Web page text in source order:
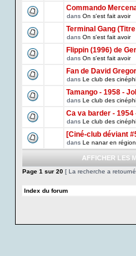
Commando
dans On s'est fait avoir
Terminal Gang
dans On s'est fait avoir
Flippin (1996) de
dans On s'est fait avoir
Fan de David
dans Le club des
Tamango - 1958 -
dans Le club des
Ca va barder -
dans Le club des
[Ciné-club déviant
dans Le nanar en
AFFICHER LES
Page 1 sur 20 [ La recherche a
Index du forum